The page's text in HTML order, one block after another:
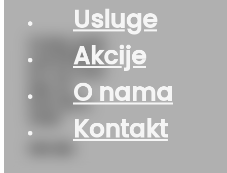
Usluge
Akcije
O nama
Kontakt
GUMA AS/P
LAUFENN G
99V XL
DOT:26 &